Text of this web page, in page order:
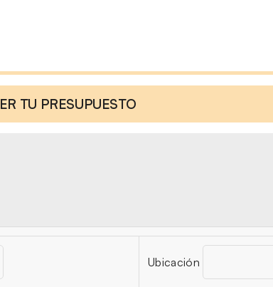
TU PRESUPUESTO
Ubicación